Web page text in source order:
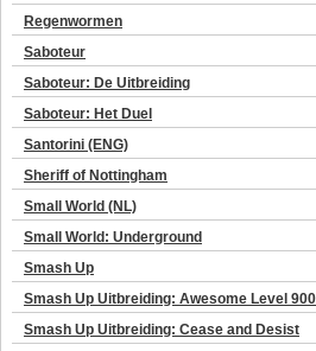
Regenwormen
Saboteur
Saboteur: De Uitbreiding
Saboteur: Het Duel
Santorini (ENG)
Sheriff of Nottingham
Small World (NL)
Small World: Underground
Smash Up
Smash Up Uitbreiding: Awesome Level
Smash Up Uitbreiding: Cease and Desist